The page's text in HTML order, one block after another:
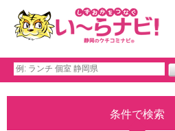
条件で検索